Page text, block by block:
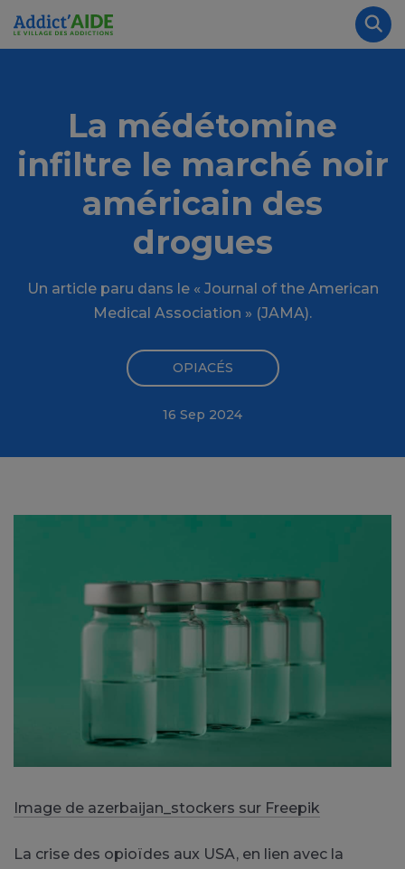
Aller au contenu principal
La médétomine
infiltre le marché noir
américain des
drogues
Un article paru dans le « Journal of the American
Medical Association » (JAMA).
OPIACÉS
16 Sep 2024
Image de azerbaijan_stockers sur Freepik
La crise des opioïdes aux USA, en lien avec la
Panneau de gestion des cookies